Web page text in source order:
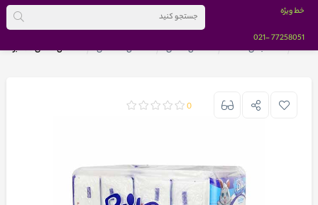
خط ویژه
77258051
-021
خانه
دسته بندی کالاها دستمال کاغذی دستمال اقتصادی دستمال کاغذی 250 برگ بی تا مدل اکونومی بسته 8 عددی
0